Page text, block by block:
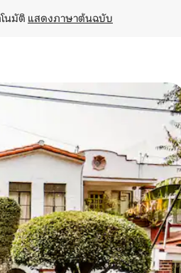
นมัติ แสดงภาษาต้นฉบับ